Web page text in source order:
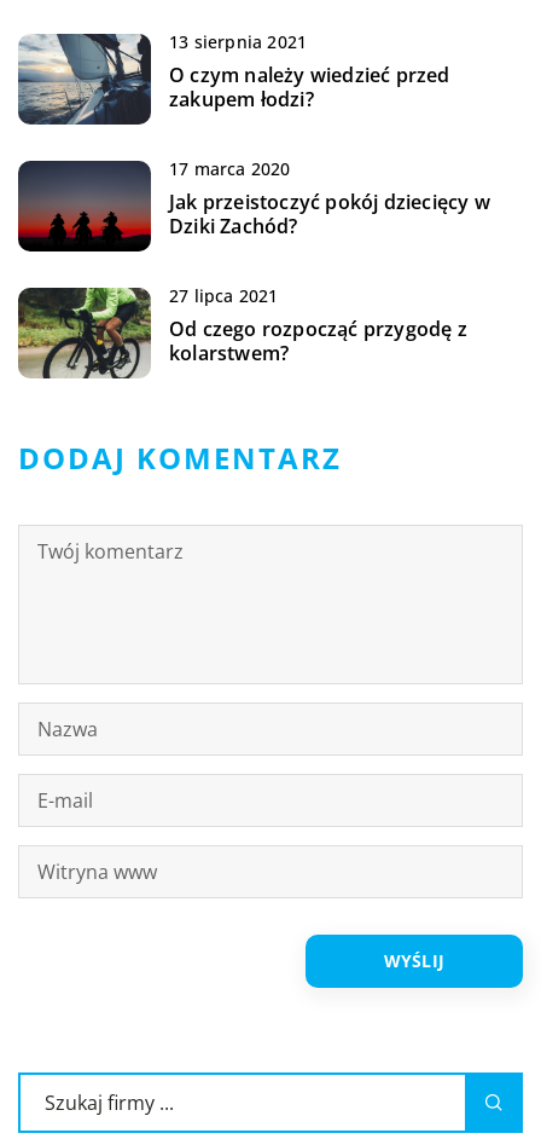
13 sierpnia 2021
O czym należy wiedzieć przed
zakupem łodzi?
17 marca 2020
Jak przeistoczyć pokój dziecięcy w
Dziki Zachód?
27 lipca 2021
Od czego rozpocząć przygodę z
kolarstwem?
DODAJ KOMENTARZ